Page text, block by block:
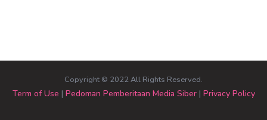
Copyright © 2022 All Rights Reserved.
Term of Use | Pedoman Pemberitaan Media Siber| Privacy Policy